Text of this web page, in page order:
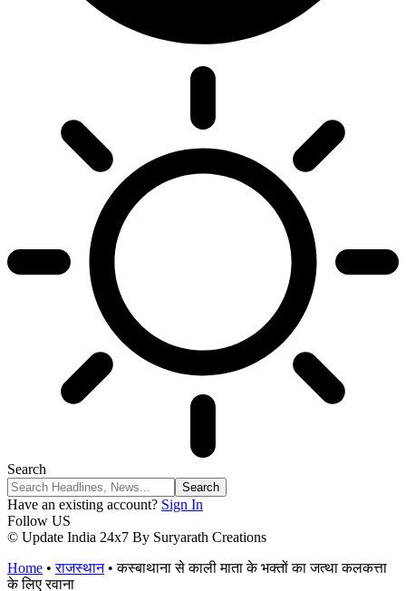
Search
Have an existing account? Sign In
Follow US
© Update India 24x7 By Suryarath Creations
Home •राजस्थान•कस्बाथाना से काली माता के भक्तों का जत्था कलकत्ता
के लिए रवाना